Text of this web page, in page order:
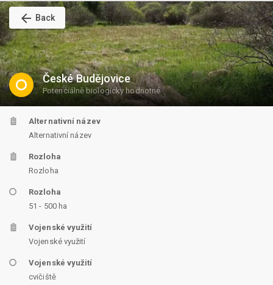
arrow_back Back
České Budějovice
Potenciálně biologicky hodnotné
Alternativní název
Alternativní název
Rozloha
Rozloha
Rozloha
51 - 500 ha
Vojenské využití
Vojenské využití
Vojenské využití
cvičiště